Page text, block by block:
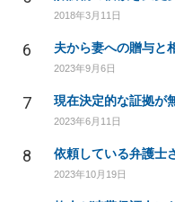
2018年3月11日
6 夫から妻への贈与と
2023年9月6日
7
2023年6月11日
8 依頼している弁護士
2023年10月19日